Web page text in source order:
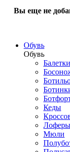
Вы еще не
Обувь
Обувь
Балетки
Кеды
Лоферы
Мюли